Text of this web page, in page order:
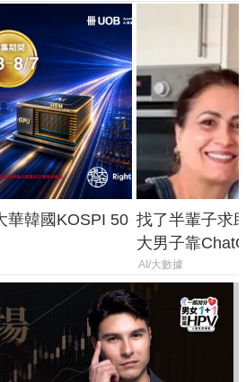
華韓國KOSPI 50 找了半輩子求
大男子靠
年家人
AI/大數據